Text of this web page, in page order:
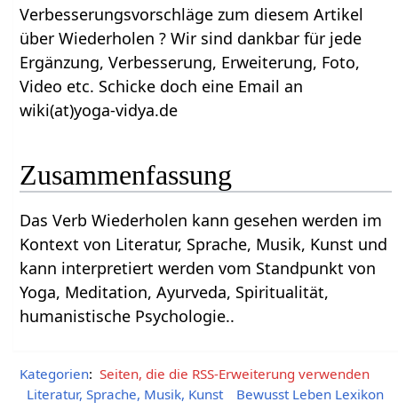
Verbesserungsvorschläge zum diesem Artikel
über Wiederholen‏‎ ? Wir sind dankbar für jede
Ergänzung, Verbesserung, Erweiterung, Foto,
Video etc. Schicke doch eine Email an
wiki(at)yoga-vidya.de
Zusammenfassung
Das Verb Wiederholen‏‎ kann gesehen werden im
Kontext von Literatur, Sprache, Musik, Kunst und
kann interpretiert werden vom Standpunkt von
Yoga, Meditation, Ayurveda, Spiritualität,
humanistische Psychologie..
Kategorien: Seiten, die die RSS-Erweiterung verwenden
Literatur, Sprache, Musik, Kunst
Bewusst Leben Lexikon